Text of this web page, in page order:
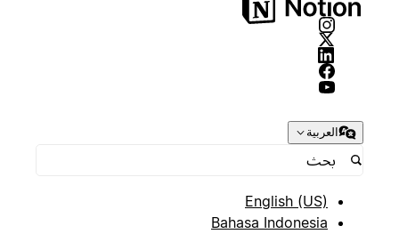
العربية
English (US)
Bahasa Indonesia